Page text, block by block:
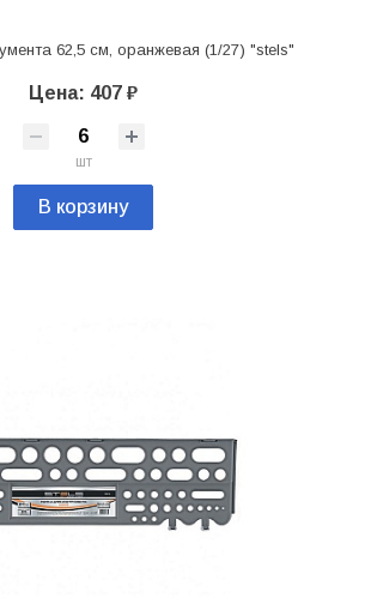
62,5 см, оранжевая (1/27) "stels"
Цена: 407 ₽
шт
В корзину